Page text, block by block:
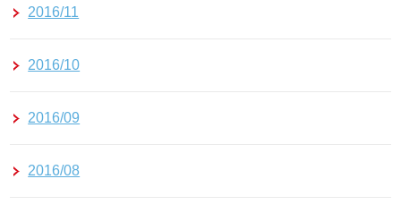
2016/11
2016/10
2016/09
2016/08